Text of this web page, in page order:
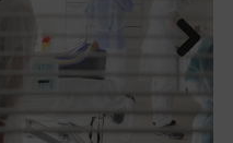
Next